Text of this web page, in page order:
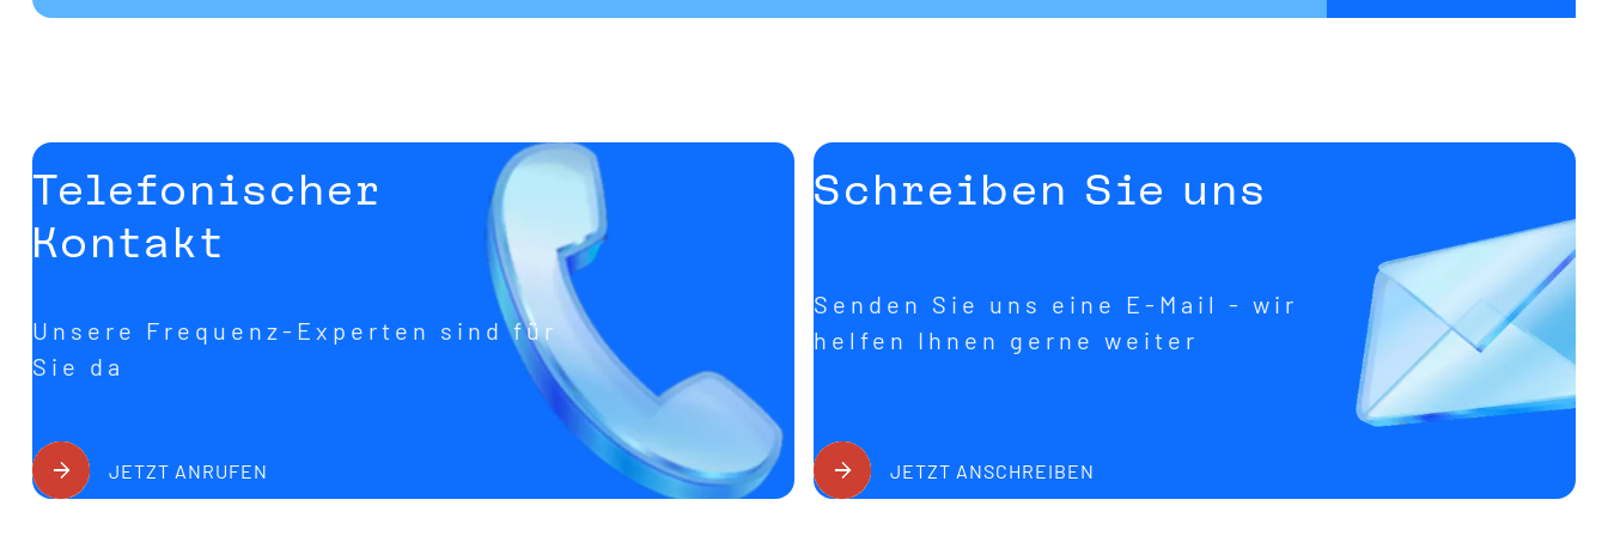
Telefonischer
Kontakt
Unsere Frequenz-Experten sind für
Sie da
JETZT ANRUFEN
Schreiben Sie uns
Senden Sie uns eine E-Mail - wir
helfen Ihnen gerne weiter
JETZT ANSCHREIBEN